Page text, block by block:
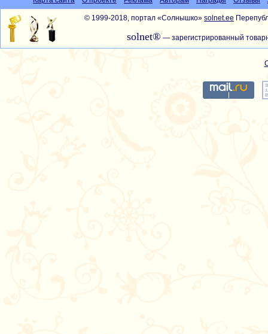
© 1999-2018, портал «Солнышко» solnet.ee
solnet® — зарегистрированный